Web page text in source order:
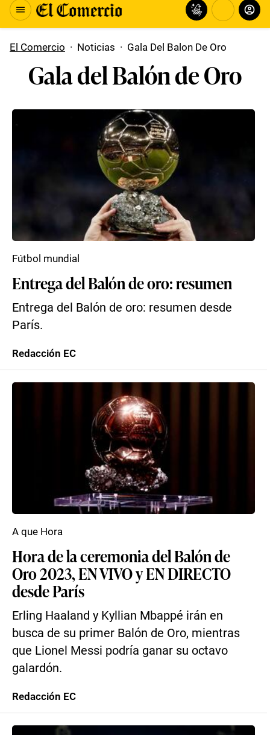
El Comercio · Noticias · Gala Del Balon De Oro
Gala del Balón de Oro
Entrega del Balón de oro: resumen
Entrega del Balón de oro: resumen desde
París.
Fútbol mundial
Redacción EC
Hora de la ceremonia del Balón de
Oro 2023, EN VIVO y EN DIRECTO
desde París
Erling Haaland y Kyllian Mbappé irán en
busca de su primer Balón de Oro, mientras
que Lionel Messi podría ganar su octavo
galardón.
A que Hora
Redacción EC